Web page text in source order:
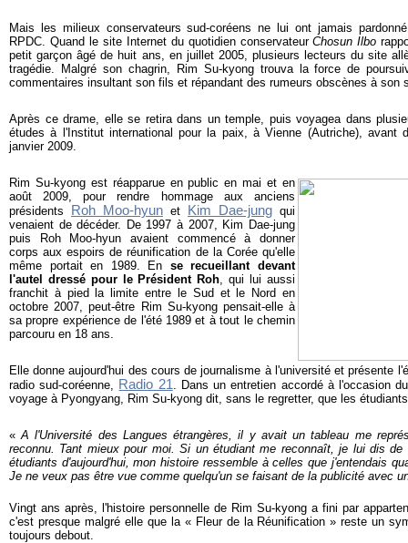
Mais les milieux conservateurs sud-coréens ne lui ont jamais
RPDC. Quand le site Internet du quotidien conservateurChosun Ilbo
petit garçon âgé de huit ans, en juillet 2005, plusieurs lecteurs du site
tragédie. Malgré son chagrin, Rim Su-kyong trouva la force de
commentaires insultant son fils et répandant des rumeurs obscènes à son
Après ce drame, elle se retira dans un temple, puis voyagea dans
études à l'Institut international pour la paix, à Vienne (Autriche), avant
janvier 2009.
Rim Su-kyong est réapparue en public en mai et en
août 2009, pour rendre hommage aux anciens
présidents
Roh Moo-hyun et Kim Dae-jung qui
venaient de décéder. De 1997 à 2007, Kim Dae-jung
puis Roh Moo-hyun avaient commencé à donner
corps aux espoirs de réunification de la Corée qu'elle
même portait en 1989. En se recueillant devant
l'autel dressé pour le Président Roh , qui lui aussi
franchit à pied la limite entre le Sud et le Nord en
octobre 2007, peut-être Rim Su-kyong pensait-elle à
sa propre expérience de l'été 1989 et à tout le chemin
parcouru en 18 ans.
Elle donne aujourd'hui des cours de journalisme à l'université et présente
radio sud-coréenne,
Radio 21
. Dans un entretien accordé à l'occasion
voyage à Pyongyang, Rim Su-kyong dit, sans le regretter, que les
«A l'Université des Langues étrangères, il y avait un tableau me
reconnu. Tant mieux pour moi. Si un étudiant me reconnaît, je lui dis
étudiants d'aujourd'hui, mon histoire ressemble à celles que j'entendais
Je ne veux pas être vue comme quelqu'un se faisant de la publicité avec
Vingt ans après, l'histoire personnelle de Rim Su-kyong a fini par
c'est presque malgré elle que la « Fleur de la Réunification » reste un
toujours debout.